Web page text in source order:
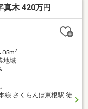
真木 420万円
2
地域
線 さくらんぼ東根駅 徒